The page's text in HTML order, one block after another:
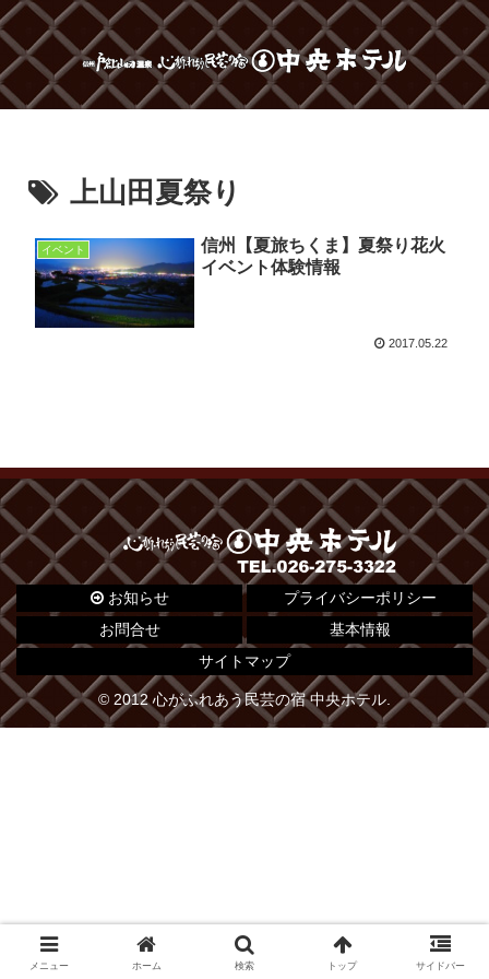
上山田夏祭り
イベント
信州【夏旅ちくま】夏祭り花火
イベント体験情報
2017.05.22
お知らせ
プライバシーポリシー
お問合せ
基本情報
サイトマップ
© 2012 心がふれあう民芸の宿 中央ホテル.
メニュー ホーム 検索 トップ サイドバー